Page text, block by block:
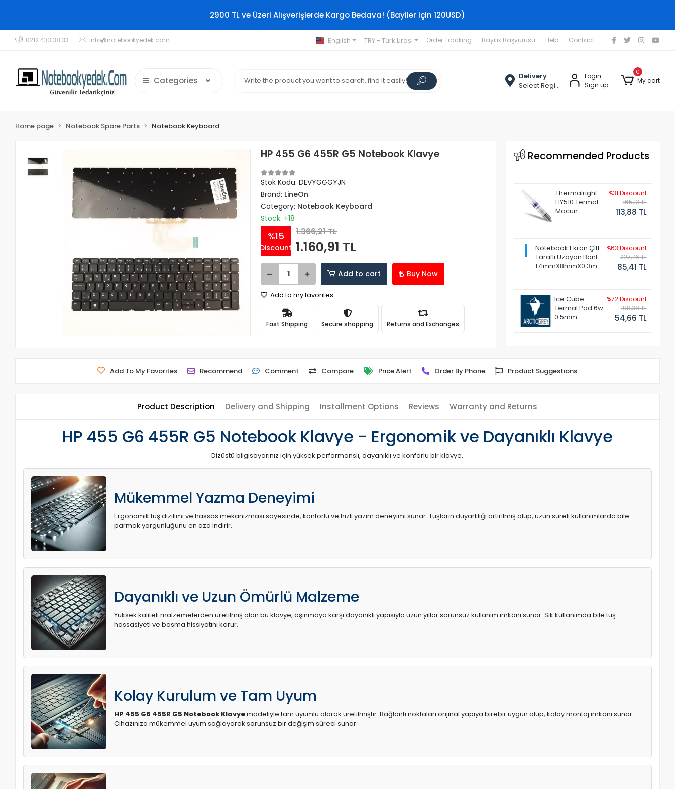
2900 TL ve Üzeri Alışverişlerde Kargo Bedava! (Bayiler için 120USD)
0212 433 38 33 info@notebookyedek.com English TRY - Türk Lirası Order Tracking Bayilik Başvurusu Help Contact
Categories
Delivery
Select Region
Login
Sign up
0
My cart
Home page Notebook Spare Parts Notebook Keyboard
HP 455 G6 455R G5 Notebook Klavye
Stok Kodu: DEVYGGGYJN
Brand: LineOn
Category: Notebook Keyboard
Stock: +18
%15
Discount
1.366,21 TL
1.160,91 TL
Add to cart Buy Now
Add to my favorites
Fast Shipping Secure shopping Returns and Exchanges
Recommended Products
Thermalright
HY510 Termal
Macun
%31 Discount
165,13 TL
113,88 TL
Notebook Ekran Çift
Taraflı Uzayan Bant
171mmX8mmX0.3mm
%63 Discount
227,76 TL
85,41 TL
Ice Cube
Termal Pad 6w
0.5mm
%72 Discount
198,38 TL
54,66 TL
Add To My Favorites Recommend Comment Compare Price Alert Order By Phone Product Suggestions
Product Description Delivery and Shipping Installment Options Reviews Warranty and Returns
HP 455 G6 455R G5 Notebook Klavye - Ergonomik ve Dayanıklı Klavye
Dizüstü bilgisayarınız için yüksek performanslı, dayanıklı ve konforlu bir klavye.
Mükemmel Yazma Deneyimi
Ergonomik tuş dizilimi ve hassas mekanizması sayesinde, konforlu ve hızlı yazım deneyimi sunar. Tuşların duyarlılığı artırılmış olup, uzun süreli kullanımlarda bile
parmak yorgunluğunu en aza indirir.
Dayanıklı ve Uzun Ömürlü Malzeme
Yüksek kaliteli malzemelerden üretilmiş olan bu klavye, aşınmaya karşı dayanıklı yapısıyla uzun yıllar sorunsuz kullanım imkanı sunar. Sık kullanımda bile tuş
hassasiyeti ve basma hissiyatını korur.
Kolay Kurulum ve Tam Uyum
HP 455 G6 455R G5 Notebook Klavyemodeliyle tam uyumlu olarak üretilmiştir. Bağlantı noktaları orijinal yapıya birebir uygun olup, kolay montaj imkanı sunar.
Cihazınıza mükemmel uyum sağlayarak sorunsuz bir değişim süreci sunar.